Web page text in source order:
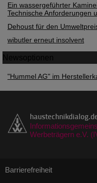
Ein wassergeführter
Technische Anforderungen
Dehoust für den
wibutler erneut insolvent
Newsoptionen
"Hummel AG" im
Werbeträgern e.V.
Barrierefreiheit